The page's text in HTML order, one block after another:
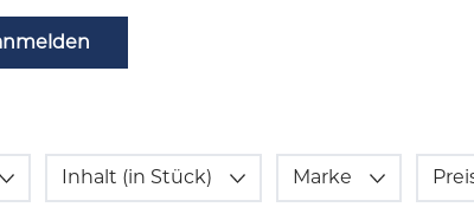
Inhalt (in Stück) Marke